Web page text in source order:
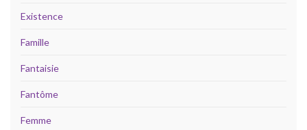
Existence
Famille
Fantaisie
Fantôme
Femme